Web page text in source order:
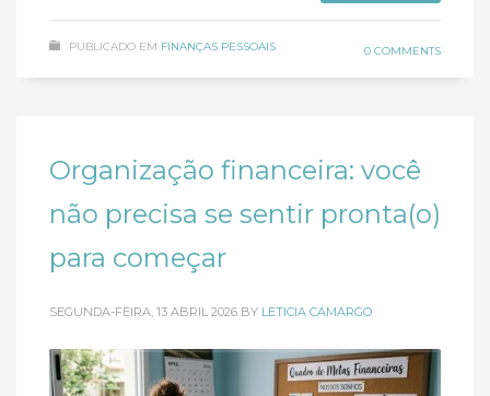
PUBLICADO EM FINANÇAS PESSOAIS 0 COMMENTS
Organização financeira: você
não precisa se sentir pronta(o)
para começar
SEGUNDA-FEIRA, 13 ABRIL 2026 BY LETICIA CAMARGO